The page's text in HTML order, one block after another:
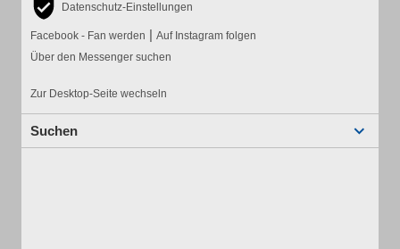
Datenschutz-Einstellungen
Facebook - Fan werden | Auf Instagram folgen
Über den Messenger suchen
Zur Desktop-Seite wechseln
Suchen